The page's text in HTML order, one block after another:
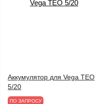
Аккумулятор для Vega TEO
5/20
ПО ЗАПРОСУ